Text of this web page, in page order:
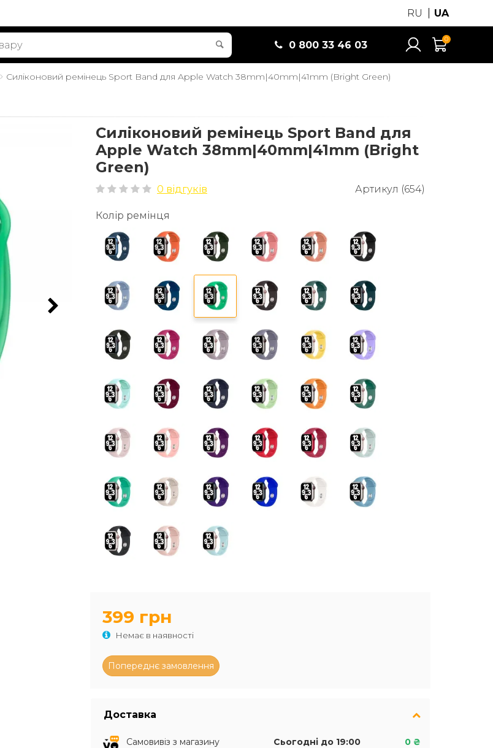
RU UA
0 800 33 46 03
0
Силіконовий ремінець Sport Band для Apple Watch 38mm|40mm|41mm (Bright Green)
Силіконовий ремінець Sport Band для
Apple Watch 38mm|40mm|41mm (Bright
Green)
0 відгуків Артикул (654)
Колір ремінця
399 грн
Немає в наявності
Доставка
Самовивіз з магазину
Сьогодні до 19:00 0 ₴